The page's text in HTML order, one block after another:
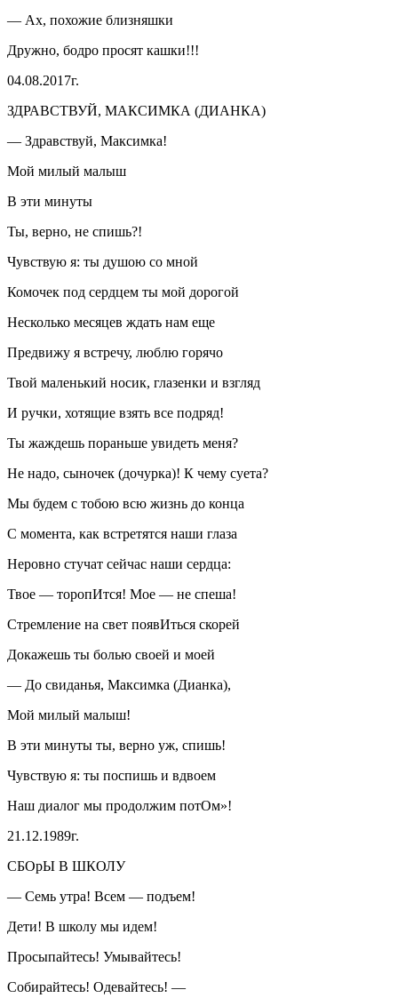
— Ах, похожие близняшки
Дружно, бодро просят кашки!!!
04.08.2017г.
ЗДРАВСТВУЙ, МАКСИМКА (ДИАНКА)
— Здравствуй, Максимка!
Мой милый малыш
В эти минуты
Ты, верно, не спишь?!
Чувствую я: ты душою со мной
Комочек под сердцем ты мой дорогой
Несколько месяцев ждать нам еще
Предвижу я встречу, люблю горячо
Твой маленький носик, глазенки и взгляд
И ручки, хотящие взять все подряд!
Ты жаждешь пораньше увидеть меня?
Не надо, сыночек (дочурка)! К чему суета?
Мы будем с тобою всю жизнь до конца
С момента, как встретятся наши глаза
Неровно стучат сейчас наши сердца:
Твое — торопИтся! Мое — не спеша!
Стремление на свет появИться скорей
Докажешь ты болью своей и моей
— До свиданья, Максимка (Дианка),
Мой милый малыш!
В эти минуты ты, верно уж, спишь!
Чувствую я: ты поспишь и вдвоем
Наш диалог мы продолжим потОм»!
21.12.1989г.
СБОрЫ В ШКОЛУ
— Семь утра! Всем — подъем!
Дети! В школу мы идем!
Просыпайтесь! Умывайтесь!
Собирайтесь! Одевайтесь! —